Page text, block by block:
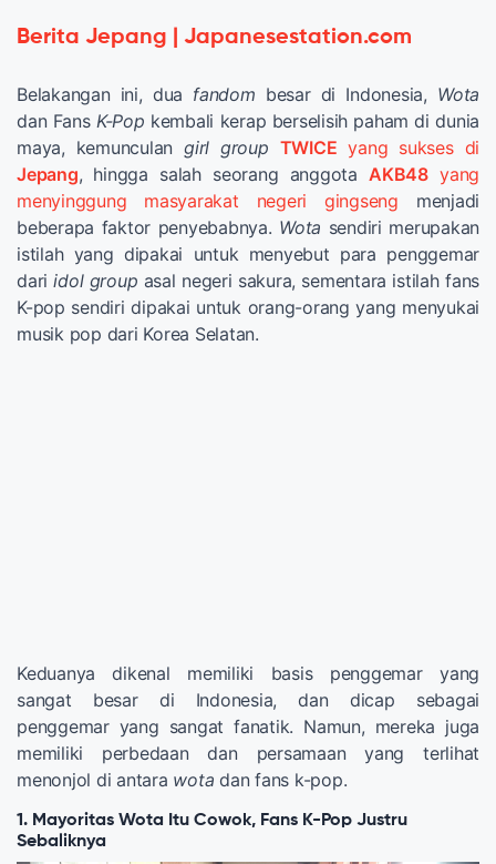
Berita Jepang | Japanesestation.com
Belakangan ini, dua fandom besar di Indonesia, Wota
dan Fans K-Pop kembali kerap berselisih paham di dunia
maya, kemunculangirl group TWICE yang sukses di
Jepang, hingga salah seorang anggota AKB48yang
menyinggung masyarakat negeri gingseng menjadi
beberapa faktor penyebabnya. Wota sendiri merupakan
istilah yang dipakai untuk menyebut para penggemar
dariidol group asal negeri sakura, sementara istilah fans
K-pop sendiri dipakai untuk orang-orang yang menyukai
musik pop dari Korea Selatan.
Keduanya dikenal memiliki basis penggemar yang
sangat besar di Indonesia, dan dicap sebagai
penggemar yang sangat fanatik. Namun, mereka juga
memiliki perbedaan dan persamaan yang terlihat
menonjol di antara wota dan fans k-pop.
1. Mayoritas Wota Itu Cowok, Fans K-Pop Justru
Sebaliknya